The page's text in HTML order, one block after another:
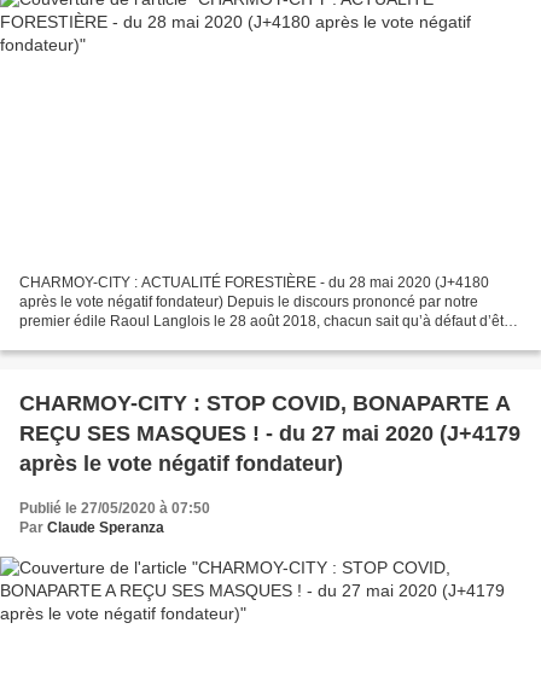
CHARMOY-CITY : ACTUALITÉ FORESTIÈRE - du 28 mai 2020 (J+4180
après le vote négatif fondateur) Depuis le discours prononcé par notre
premier édile Raoul Langlois le 28 août 2018, chacun sait qu’à défaut d’être
CHARMOY-CITY : STOP COVID, BONAPARTE A
REÇU SES MASQUES ! - du 27 mai 2020 (J+4179
après le vote négatif fondateur)
Publié le 27/05/2020 à 07:50
Par Claude Speranza